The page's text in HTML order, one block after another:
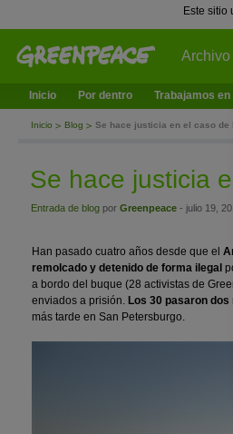
Este sitio
Archivo
Inicio Por dentro Trabajamos en
Inicio Blog Se hace justicia en el caso de
Se hace justicia
Entrada de blog por Greenpeace - julio 19,
Han pasado cuatro años desde que el
remolcado y detenido de forma ilegal
a bordo del buque (28 activistas de
enviados a prisión. Los 30 pasaron
más tarde en San Petersburgo.